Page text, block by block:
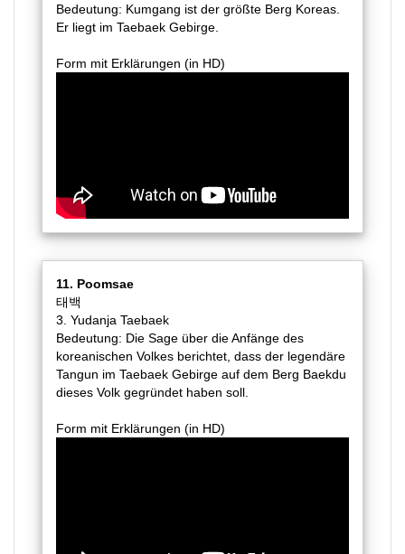
Bedeutung: Kumgang ist der größte Berg Koreas.
Er liegt im Taebaek Gebirge.
Form mit Erklärungen (in HD)
11. Poomsae
태백
3. Yudanja Taebaek
Bedeutung: Die Sage über die Anfänge des
koreanischen Volkes berichtet, dass der legendäre
Tangun im Taebaek Gebirge auf dem Berg Baekdu
dieses Volk gegründet haben soll.
Form mit Erklärungen (in HD)